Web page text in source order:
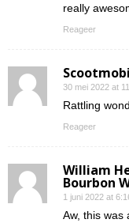
really
Reageer
30 mei 2022 at
Rattling
Reageer
William
Bourbon
1 juni 2022 at
Aw, this was